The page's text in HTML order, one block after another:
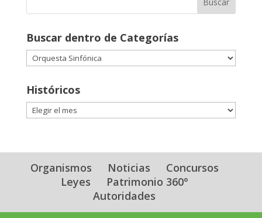
Buscar dentro de Categorías
Buscar
dentro
Categorías
Históricos
Históricos
Organismos Noticias
Concursos
Leyes
Patrimonio 360°
Autoridades